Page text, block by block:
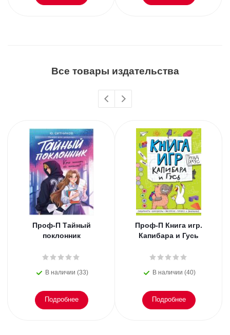
Все товары издательства
Проф-П Тайный
поклонник
В наличии (33)
Подробнее
Проф-П Книга игр.
Капибара и Гусь
В наличии (40)
Подробнее